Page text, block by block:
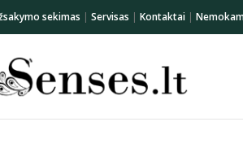
sekimas | Servisas | Kontaktai |